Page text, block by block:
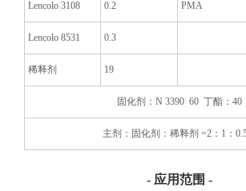
Lencolo 3108 0.2 PMA
Lencolo 8531 0.3
稀释剂 19
固化剂： N 3390 60 丁酯： 40
主剂：固化剂：稀释剂 =2：1：
- 应用范围 -